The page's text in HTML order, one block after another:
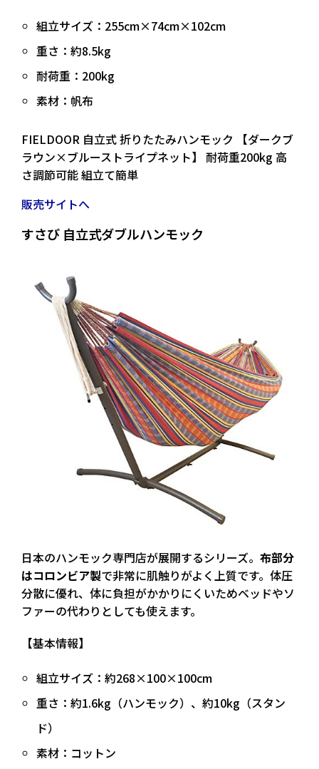
組立サイズ：255cm×74cm×102cm
重さ：約8.5kg
耐荷重：200kg
素材：帆布
FIELDOOR 自立式 折りたたみハンモック 【ダークブ
ラウン×ブルーストライプネット】 耐荷重200kg 高
さ調節可能 組立て簡単
販売サイトへ
すさび 自立式ダブルハンモック
日本のハンモック専門店が展開するシリーズ。 布部分
はコロンビア製で非常に肌触りがよく上質です。体圧
分散に優れ、 体に負担がかかりにくいためベッドやソ
ファーの代わりとしても使えます。
【基本情報】
組立サイズ：約268×100×100cm
重さ：約1.6kg（ハンモック）、約10kg（スタン
ド）
素材：コットン